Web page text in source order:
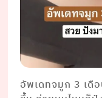
อัพเดทจมูก 3 เดื